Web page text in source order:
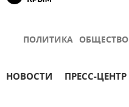
ПОЛИТИКА ОБЩЕСТВО
НОВОСТИ ПРЕСС-ЦЕНТР